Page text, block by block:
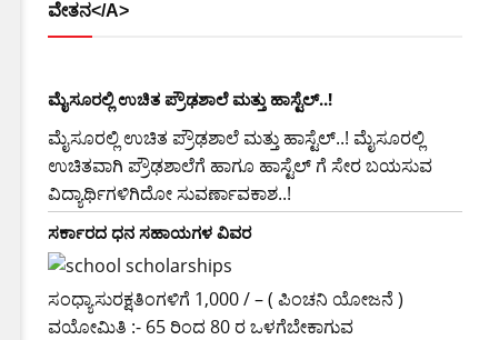
ವೇತನ</A>
ಮೈಸೂರಲ್ಲಿ ಉಚಿತ ಪ್ರೌಢಶಾಲೆ ಮತ್ತು ಹಾಸ್ಟೆಲ್..!
ಮೈಸೂರಲ್ಲಿ ಉಚಿತ ಪ್ರೌಢಶಾಲೆ ಮತ್ತು ಹಾಸ್ಟೆಲ್..! ಮೈಸೂರಲ್ಲಿ
ಉಚಿತವಾಗಿ ಪ್ರೌಢಶಾಲೆಗೆ ಹಾಗೂ ಹಾಸ್ಟೆಲ್ ಗೆ ಸೇರ ಬಯಸುವ
ವಿದ್ಯಾರ್ಥಿಗಳಿಗಿದೋ ಸುವರ್ಣಾವಕಾಶ..!
ಸರ್ಕಾರದ​ ​ಧನ ಸಹಾಯಗಳ ವಿವರ
ಸಂಧ್ಯಾಸುರಕ್ಷತಿಂಗಳಿಗೆ 1,000 / – ( ಪಿಂಚನಿ ಯೋಜನೆ )
ವಯೋಮಿತಿ :- 65 ರಿಂದ 80 ರ ಒಳಗೆಬೇಕಾಗುವ